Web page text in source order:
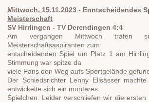
Mittwoch, 15.11.2023 - Enntscheidendes
Meisterschaft
SV Hirrlingen - TV Derendingen 4:4
Am vergangen Mittwoch trafen
Meisterschaftsaspiranten zum
entscheidenden Spiel um Platz 1 am
Stimmung war spitze da
viele Fans den Weg aufs Sportgelände
Der Schiedsrichter Lenny Ellsässer
entwickelte sich ein munteres
Spielchen. Leider verschliefen wir die ersten